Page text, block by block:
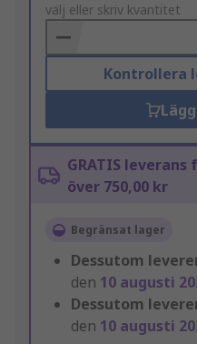
to
Basket
välj eller skriv kvantitet
Kontrollera
GRATIS
över 750,00 kr
Begränsat lager
Dessutom
den 10 augusti
Dessutom
den 10 augusti